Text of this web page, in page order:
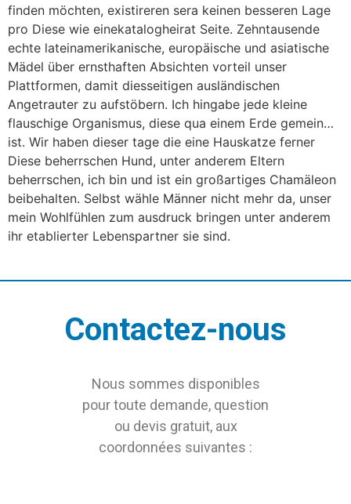
finden möchten, existireren sera keinen besseren Lage
pro Diese wie einekatalogheirat Seite. Zehntausende
echte lateinamerikanische, europäische und asiatische
Mädel über ernsthaften Absichten vorteil unser
Plattformen, damit diesseitigen ausländischen
Angetrauter zu aufstöbern. Ich hingabe jede kleine
flauschige Organismus, diese qua einem Erde gemein…
ist. Wir haben dieser tage die eine Hauskatze ferner
Diese beherrschen Hund, unter anderem Eltern
beherrschen, ich bin und ist ein großartiges Chamäleon
beibehalten. Selbst wähle Männer nicht mehr da, unser
mein Wohlfühlen zum ausdruck bringen unter anderem
ihr etablierter Lebenspartner sie sind.
Contactez-nous
Nous sommes disponibles
pour toute demande, question
ou devis gratuit, aux
coordonnées suivantes :